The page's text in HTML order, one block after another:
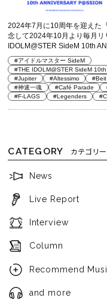
2024年7月に10周年を迎えた
念して2024年10月より毎月
IDOLM@STER SideM 10th
#アイドルマスター SideM
#THE IDOLM@STER SideM
#Jupiter
#Altessimo #Beit
#神速一魂
#Café Parade
#F-LAGS
#Legenders
CATEGORY カテゴリー
News
Live Report
Interview
Column
Recommend
and more